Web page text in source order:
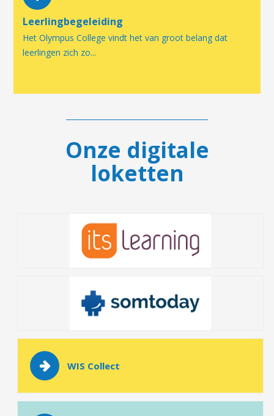
Leerlingbegeleiding
Het Olympus College vindt het van groot belang dat
leerlingen zich zo...
Onze digitale
loketten
WIS Collect